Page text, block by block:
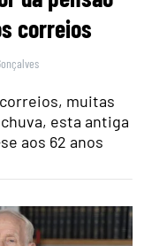
correios
muitas
esta antiga
aos 62 anos